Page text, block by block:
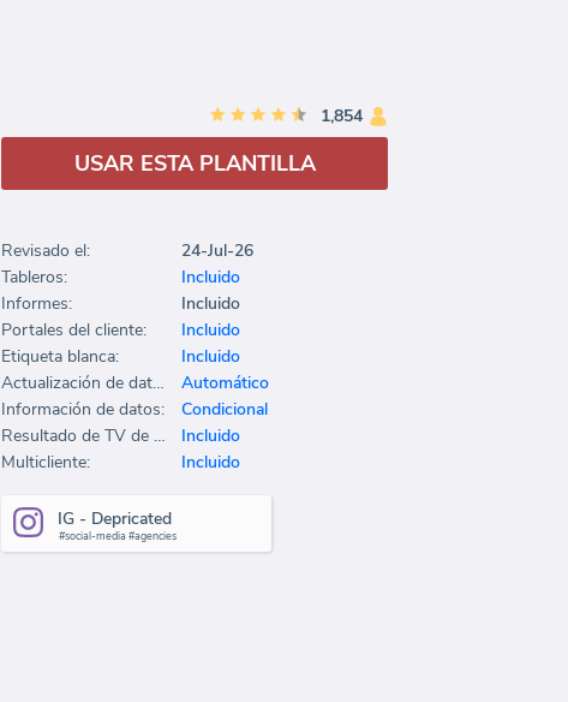
1,854
USAR ESTA PLANTILLA
Revisado el:
24-Jul-26
Tableros:
Incluido
Informes:
Incluido
Portales del cliente:
Incluido
Etiqueta blanca:
Incluido
Actualización de datos:
Automático
Información de datos:
Condicional
Resultado de TV de oficina:
Incluido
Multicliente:
Incluido
IG - Depricated
#social-media #agencies